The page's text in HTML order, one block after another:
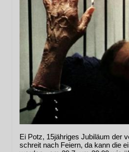
Ei Potz, 15jähriges Jubiläum der
schreit nach Feiern, da kann die